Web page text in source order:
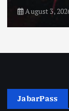
July 31,
JabarPass